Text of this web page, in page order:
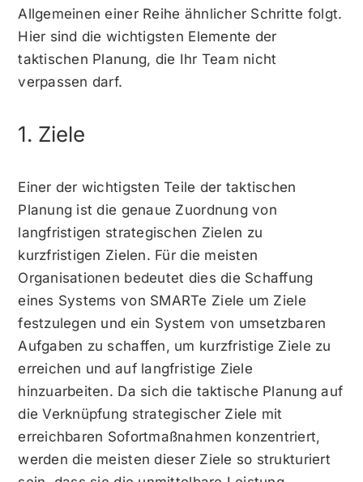
Allgemeinen einer Reihe ähnlicher Schritte folgt.
Hier sind die wichtigsten Elemente der
taktischen Planung, die Ihr Team nicht
verpassen darf.
1. Ziele
Einer der wichtigsten Teile der taktischen
Planung ist die genaue Zuordnung von
langfristigen strategischen Zielen zu
kurzfristigen Zielen. Für die meisten
Organisationen bedeutet dies die Schaffung
eines Systems von SMARTe Ziele um Ziele
festzulegen und ein System von umsetzbaren
Aufgaben zu schaffen, um kurzfristige Ziele zu
erreichen und auf langfristige Ziele
hinzuarbeiten. Da sich die taktische Planung auf
die Verknüpfung strategischer Ziele mit
erreichbaren Sofortmaßnahmen konzentriert,
werden die meisten dieser Ziele so strukturiert